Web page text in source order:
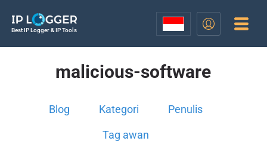
Best IP Logger & IP Tools
malicious-software
Blog Kategori Penulis
Tag awan